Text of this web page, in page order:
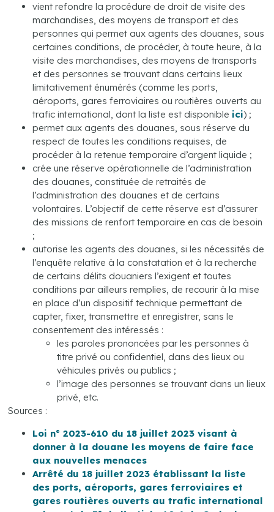
vient refondre la procédure de droit de visite des
marchandises, des moyens de transport et des
personnes qui permet aux agents des douanes, sous
certaines conditions, de procéder, à toute heure, à la
visite des marchandises, des moyens de transports
et des personnes se trouvant dans certains lieux
limitativement énumérés (comme les ports,
aéroports, gares ferroviaires ou routières ouverts au
trafic international, dont la liste est disponible ici) ;
permet aux agents des douanes, sous réserve du
respect de toutes les conditions requises, de
procéder à la retenue temporaire d’argent liquide ;
crée une réserve opérationnelle de l’administration
des douanes, constituée de retraités de
l’administration des douanes et de certains
volontaires. L’objectif de cette réserve est d’assurer
des missions de renfort temporaire en cas de besoin
;
autorise les agents des douanes, si les nécessités de
l’enquête relative à la constatation et à la recherche
de certains délits douaniers l’exigent et toutes
conditions par ailleurs remplies, de recourir à la mise
en place d’un dispositif technique permettant de
capter, fixer, transmettre et enregistrer, sans le
consentement des intéressés :
les paroles prononcées par les personnes à
titre privé ou confidentiel, dans des lieux ou
véhicules privés ou publics ;
l’image des personnes se trouvant dans un lieux
privé, etc.
Sources :
Loi n° 2023-610 du 18 juillet 2023 visant à
donner à la douane les moyens de faire face
aux nouvelles menaces
Arrêté du 18 juillet 2023 établissant la liste
des ports, aéroports, gares ferroviaires et
gares routières ouverts au trafic international